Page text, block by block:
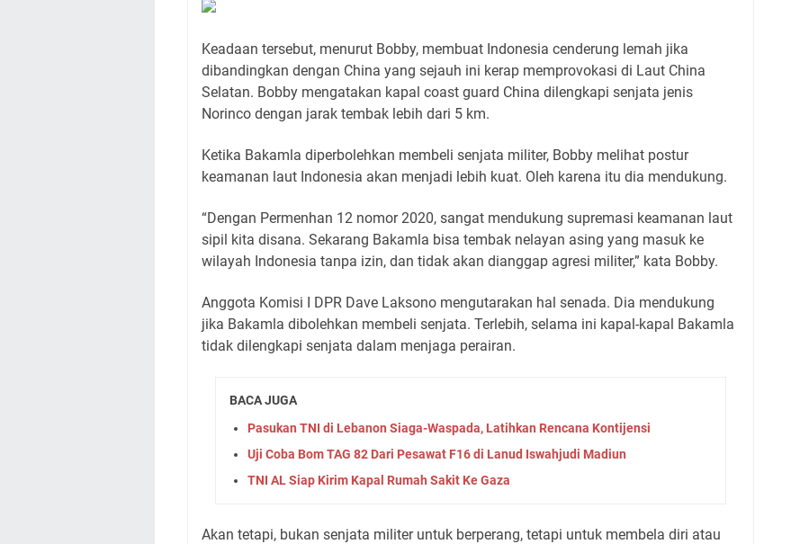
Keadaan tersebut, menurut Bobby, membuat Indonesia cenderung lemah jika
dibandingkan dengan China yang sejauh ini kerap memprovokasi di Laut China
Selatan. Bobby mengatakan kapal coast guard China dilengkapi senjata jenis
Norinco dengan jarak tembak lebih dari 5 km.
Ketika Bakamla diperbolehkan membeli senjata militer, Bobby melihat postur
keamanan laut Indonesia akan menjadi lebih kuat. Oleh karena itu dia mendukung.
“Dengan Permenhan 12 nomor 2020, sangat mendukung supremasi keamanan laut
sipil kita disana. Sekarang Bakamla bisa tembak nelayan asing yang masuk ke
wilayah Indonesia tanpa izin, dan tidak akan dianggap agresi militer,” kata Bobby.
Anggota Komisi I DPR Dave Laksono mengutarakan hal senada. Dia mendukung
jika Bakamla dibolehkan membeli senjata. Terlebih, selama ini kapal-kapal Bakamla
tidak dilengkapi senjata dalam menjaga perairan.
BACA JUGA
Pasukan TNI di Lebanon Siaga-Waspada, Latihkan Rencana Kontijensi
Uji Coba Bom TAG 82 Dari Pesawat F16 di Lanud Iswahjudi Madiun
TNI AL Siap Kirim Kapal Rumah Sakit Ke Gaza
Akan tetapi, bukan senjata militer untuk berperang, tetapi untuk membela diri atau